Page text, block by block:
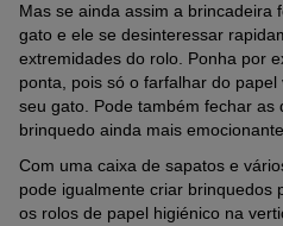
Mas se ainda assim a brincadeira
gato e ele se desinteressar
extremidades do rolo. Ponha por
ponta, pois só o farfalhar do
seu gato. Pode também fechar as
brinquedo ainda mais
Com uma caixa de sapatos e
pode igualmente criar brinquedos
os rolos de papel higiénico na